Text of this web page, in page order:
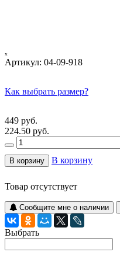
ₓ
Артикул: 04-09-918
Как выбрать размер?
449 руб.
224.50 руб.
В корзину В корзину
Товар отсутствует
Сообщите мне о наличии
Выбрать